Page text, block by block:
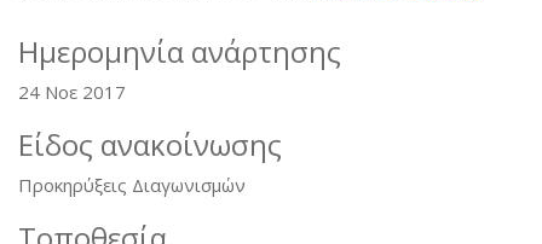
Ημερομηνία ανάρτησης
24 Νοε 2017
Είδος ανακοίνωσης
Προκηρύξεις Διαγωνισμών